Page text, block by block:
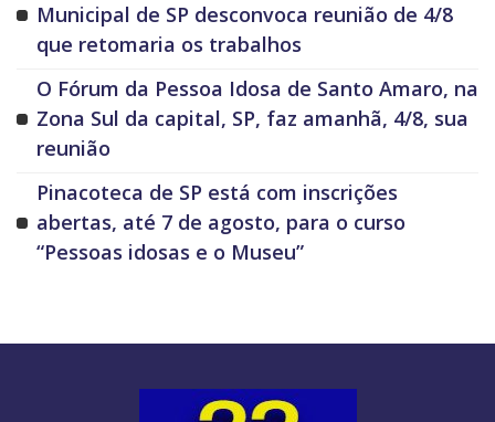
Municipal de SP desconvoca reunião de 4/8
que retomaria os trabalhos
O Fórum da Pessoa Idosa de Santo Amaro, na
Zona Sul da capital, SP, faz amanhã, 4/8, sua
reunião
Pinacoteca de SP está com inscrições
abertas, até 7 de agosto, para o curso
“Pessoas idosas e o Museu”